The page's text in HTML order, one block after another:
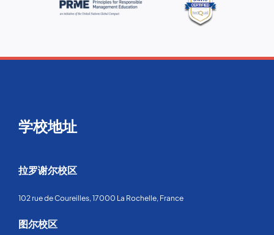
学校地址
拉罗谢尔校区
102 rue de Coureilles, 17000 La Rochelle, France
图尔校区